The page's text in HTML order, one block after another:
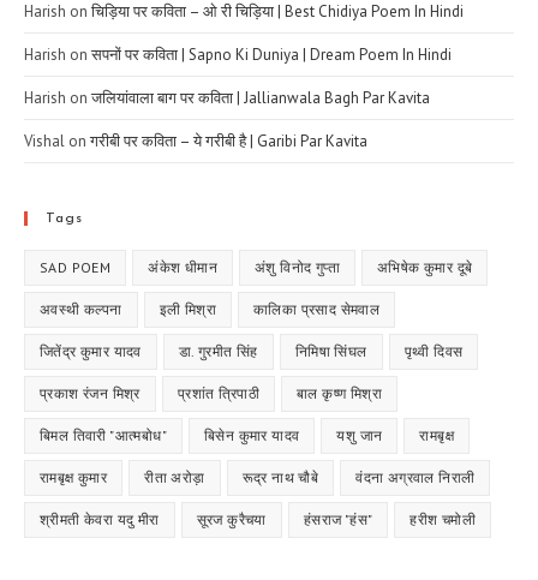
Harish onचिड़िया पर कविता – ओ री चिड़िया | Best Chidiya Poem In Hindi
Harish onसपनों पर कविता | Sapno Ki Duniya | Dream Poem In Hindi
Harish onजलियांवाला बाग पर कविता | Jallianwala Bagh Par Kavita
Vishal onगरीबी पर कविता – ये गरीबी है | Garibi Par Kavita
Tags
SAD POEM अंकेश धीमान अंशु विनोद गुप्ता अभिषेक कुमार दूबे
अवस्थी कल्पना इली मिश्रा कालिका प्रसाद सेमवाल
जितेंद्र कुमार यादव डा. गुरमीत सिंह निमिषा सिंघल पृथ्वी दिवस
प्रकाश रंजन मिश्र प्रशांत त्रिपाठी बाल कृष्ण मिश्रा
बिमल तिवारी "आत्मबोध" बिसेन कुमार यादव यशु जान रामबृक्ष
रामबृक्ष कुमार रीता अरोड़ा रूद्र नाथ चौबे वंदना अग्रवाल निराली
श्रीमती केवरा यदु मीरा सूरज कुरैचया हंसराज "हंस" हरीश चमोली